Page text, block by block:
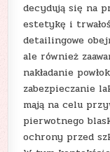
decydują się na
estetykę i
detailingowe
ale również
nakładanie
zabezpieczanie
mają na celu
pierwotnego
ochrony przed